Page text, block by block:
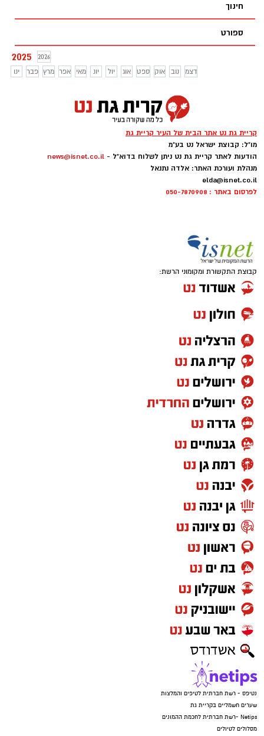
חינוך
ספורט
2025
2026
ינו
פבר מרץ אפר מאי יונ יול אוג ספט אוק נוב דצמ
קריית גת נט אתר הבית של העיר קריית גת
מו"ל: קבוצת ישראל נט בע"מ
הודעות לאתר קריית גת נט ניתן לשלוח בדוא"ל - news@isnet.co.il
מנהלת ועורכת האתר: אלדה נתנאל
elda@isnet.co.il
לפרסום באתר : 050-7870908
קבוצת התקשורת ומקומוני הרשת:
נטיפס - רשת חברתית לטיפים והמלצות
שערים חשמליים בקריית גת
Netips -רשת חברתית לחכמת ההמונים
מסלולים לטיולים